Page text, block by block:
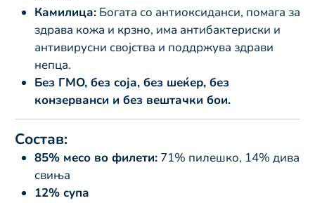
Камилица: Богата со антиоксиданси, помага за
здрава кожа и крзно, има антибактериски и
антивирусни својства и поддржува здрави
непца.
Без ГМО, без соја, без шеќер, без
конзерванси и без вештачки бои.
Состав:
85% месо во филети: 71% пилешко, 14% дива
свиња
12% супа